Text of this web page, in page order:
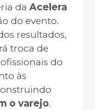
da Acelera
do evento.
resultados,
troca de
do
às
o varejo.